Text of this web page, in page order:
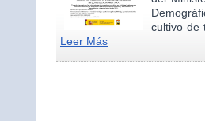
cultivo de
Leer Más